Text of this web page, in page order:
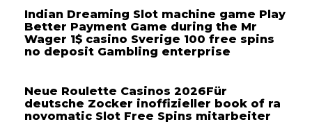
Indian Dreaming Slot machine game Play
Better Payment Game during the Mr
Wager 1$ casino Sverige 100 free spins
no deposit Gambling enterprise
Neue Roulette Casinos 2026Für
deutsche Zocker inoffizieller book of ra
novomatic Slot Free Spins mitarbeiter